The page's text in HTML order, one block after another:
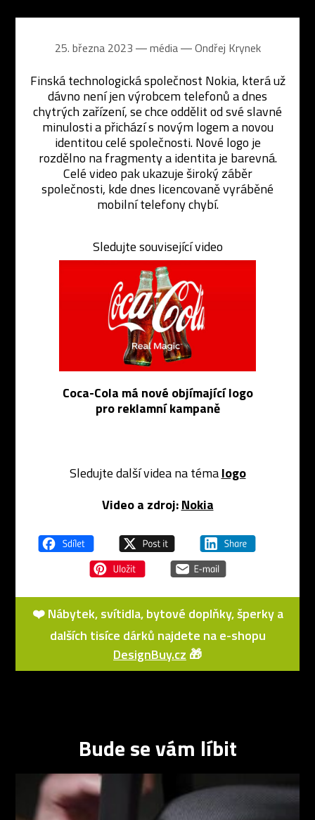
25. března 2023 ― média ―Ondřej Krynek
Finská technologická společnost Nokia, která už
dávno není jen výrobcem telefonů a dnes
chytrých zařízení, se chce oddělit od své slavné
minulosti a přichází s novým logem a novou
identitou celé společnosti. Nové logo je
rozdělno na fragmenty a identita je barevná.
Celé video pak ukazuje široký záběr
společnosti, kde dnes licencovaně vyráběné
mobilní telefony chybí.
Sledujte související video
Coca-Cola má nové objímající logo
pro reklamní kampaně
Sledujte další videa na témalogo
Video a zdroj: Nokia
❤️ Nábytek, svítidla, bytové doplňky, šperky a
dalších tisíce dárků najdete na e-shopu
DesignBuy.cz 🎁
Bude se vám líbit